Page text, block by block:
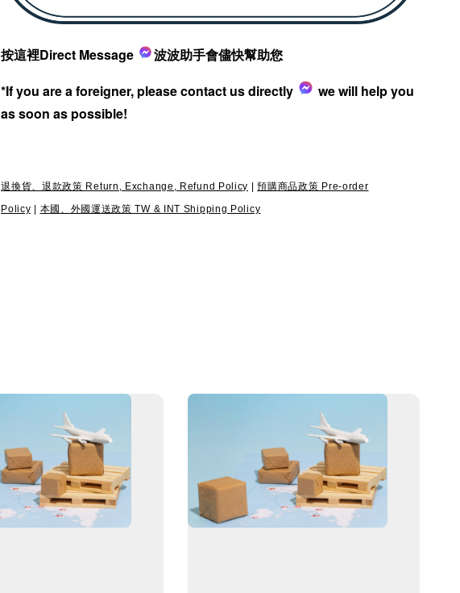
按這裡Direct Message
波波助手會儘快幫助您
*If you are a foreigner, please contact us directly
we will help you
as soon as possible!
退換貨、退款政策 Return, Exchange, Refund Policy |預購商品政策 Pre-order
Policy | 本國、外國運送政策 TW & INT Shipping Policy